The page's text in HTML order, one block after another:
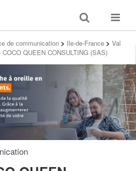
Toggle
search
Toggle
de communication > Ile-de-France > Val
QUEEN CONSULTING (SAS)